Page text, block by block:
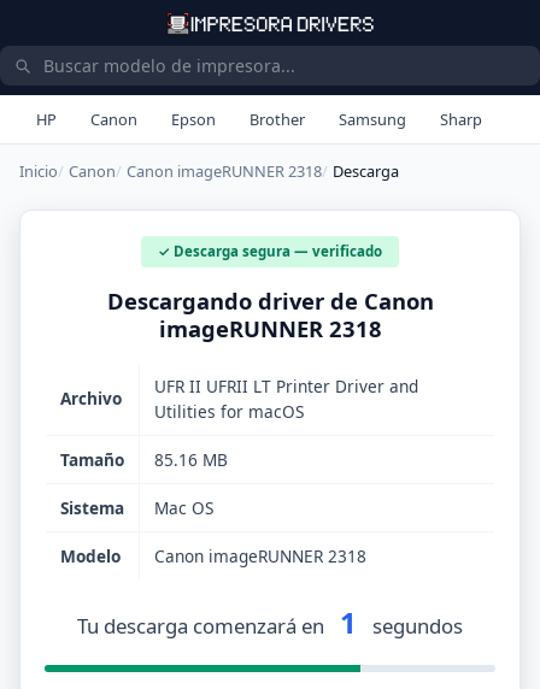
HP Canon Epson Brother Samsung Sharp
Inicio Canon Canon imageRUNNER 2318 Descarga
✓ Descarga segura — verificado
Descargando driver de Canon
imageRUNNER 2318
Archivo
UFR II UFRII LT Printer Driver and
Utilities for macOS
Tamaño 85.16 MB
Sistema Mac OS
Modelo Canon imageRUNNER 2318
Tu descarga comenzará en 1 segundos